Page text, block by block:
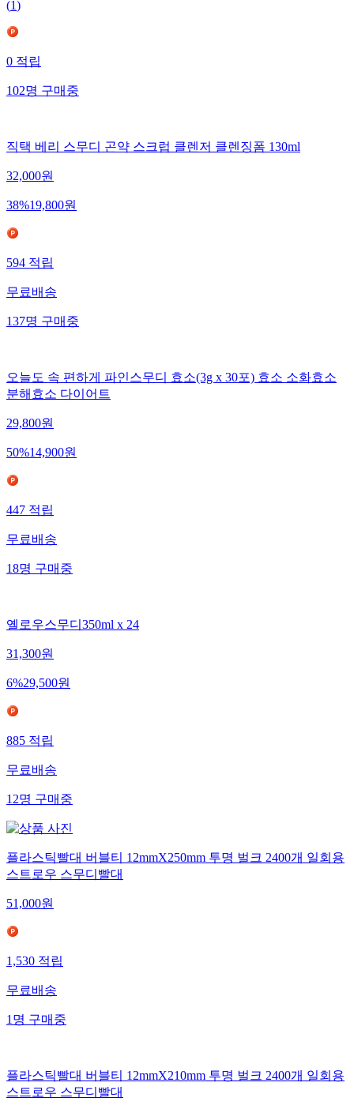
(1)
0적립
102명구매중
직택 베리 스무디 곤약 스크럽 클렌저 클렌징폼 130ml
32,000원
38%19,800원
594적립
무료배송
137명구매중
오늘도 속 편하게 파인스무디 효소(3g x 30포) 효소 소화효소
분해효소 다이어트
29,800원
50%14,900원
447적립
무료배송
18명구매중
옐로우스무디350ml x 24
31,300원
6%29,500원
885적립
무료배송
12명구매중
플라스틱빨대 버블티 12mmX250mm 투명 벌크 2400개 일회용
스트로우 스무디빨대
51,000원
1,530적립
무료배송
1명구매중
플라스틱빨대 버블티 12mmX210mm 투명 벌크 2400개 일회용
스트로우 스무디빨대